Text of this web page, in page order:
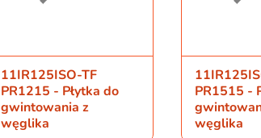
11IR125ISO-TF
PR1215 - Płytka do
gwintowania z
węglika
PR1515 -
węglika